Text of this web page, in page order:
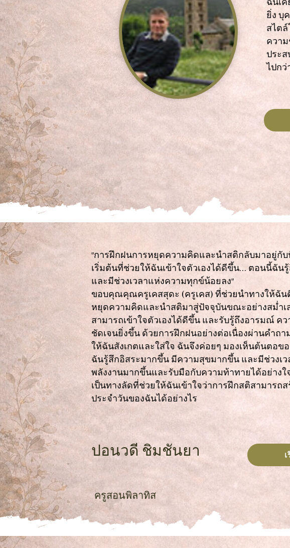
ยิ่ง บุ
สไต
ควา
ประ
ไปกว่
"การฝึกฝนการหยุดความคิดและนำสติกลับมาอยู่กั
เริ่มต้นที่ช่วยให้ฉันเข้าใจตัวเองได้ดีขึ้น... ตอนนี้ฉั
และมีช่วงเวลาแห่งความทุกข์น้อยลง"
ขอบคุณคุณครูเคสสุดะ (ครูเคส) ที่ช่วยนำทางให้ฉั
หยุดความคิดและนำสติมาสู่ปัจจุบันขณะอย่างสม่ำเ
สามารถเข้าใจตัวเองได้ดีขึ้น และรับรู้ถึงอารมณ์ ค
ชัดเจนยิ่งขึ้น ด้วยการฝึกฝนอย่างต่อเนื่องผ่านคำถ
ให้ฉันสังเกตและใส่ใจ ฉันจึงค่อยๆ มองเห็นต้นตอ
ฉันรู้สึกอิสระมากขึ้น มีความสุขมากขึ้น และมีช่วงเ
พลังงานมากขึ้นและรับมือกับความท้าทายได้อย่าง
เป็นทางลัดที่ช่วยให้ฉันเข้าใจว่าการฝึกสติสามารถ
ประจำวันของฉันได้อย่างไร
ปอนวดี ชิมชันยา
ครูสอนพิลาทิส